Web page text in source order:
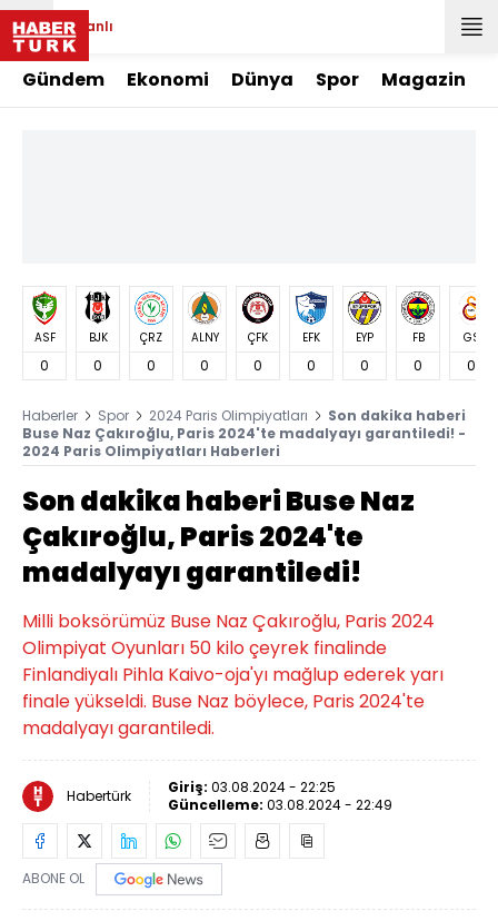
Canlı
Gündem Ekonomi Dünya Spor Magazin
ASF
0
BJK
0
ÇRZ
0
ALNY
0
ÇFK
0
EFK
0
EYP
0
FB
0
GS
0
Haberler Spor 2024 Paris Olimpiyatları
Son dakika haberi
Buse Naz Çakıroğlu, Paris 2024'te madalyayı garantiledi! -
2024 Paris Olimpiyatları Haberleri
Son dakika haberi Buse Naz
Çakıroğlu, Paris 2024'te
madalyayı garantiledi!
Milli boksörümüz Buse Naz Çakıroğlu, Paris 2024
Olimpiyat Oyunları 50 kilo çeyrek finalinde
Finlandiyalı Pihla Kaivo-oja'yı mağlup ederek yarı
finale yükseldi. Buse Naz böylece, Paris 2024'te
madalyayı garantiledi.
Habertürk Giriş: 03.08.2024 - 22:25
Güncelleme: 03.08.2024 - 22:49
ABONE OL